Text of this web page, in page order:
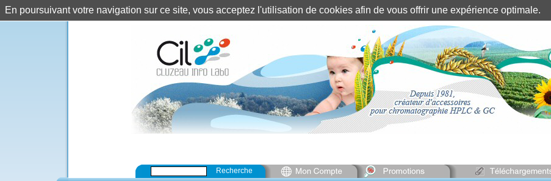
Identification client ||Mon compte
Recherche
En poursuivant votre navigation sur ce site, vous acceptez l'utilisation de cookies afin de vous offrir une expérience optimale.